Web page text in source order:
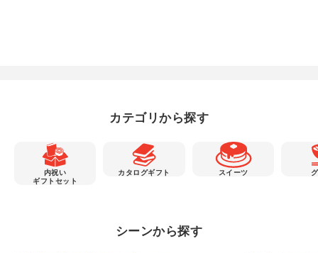
カテゴリから探す
内祝い
ギフトセット
カタログギフト スイーツ
シーンから探す